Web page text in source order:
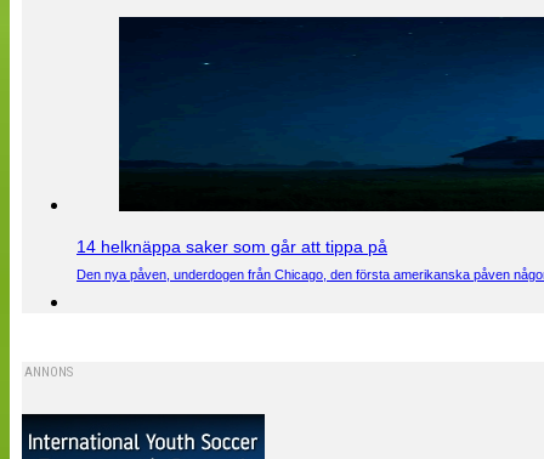
14 helknäppa saker som går att tippa på
Den nya påven, underdogen från Chicago, den första amerikanska påven
ANNONS